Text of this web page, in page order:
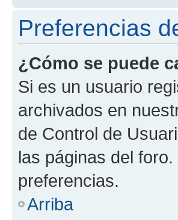
Preferencias
¿Cómo se puede
Si es un usuario
archivados en
de Control de
las páginas del
preferencias.
Arriba